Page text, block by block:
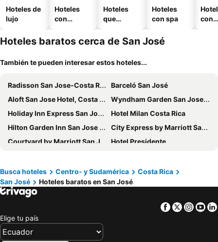
Hoteles de
lujo
Hoteles
con
Hoteles
que
mascotas
Hoteles
con spa
con
Hoteles baratos cerca de San José
También te pueden interesar estos hoteles...
Radisson San Jose-Costa Rica
Barceló San José
Aloft San Jose Hotel, Costa Rica
Wyndham Garden San Jose Escazu
Holiday Inn Express San Jose Forum by IHG
Hotel Milan Costa Rica
Hilton Garden Inn San Jose La Sabana
City Express by Marriott San Jose Costa Rica
Courtyard by Marriott San Jose Escazu
Hotel Presidente
Hotel Grano de Oro
Hotel Casa 69
KC Hotel San Jose
Hotel Cultura Plaza
Studio Hotel Boutique
Hotel Milan Costa Rica
Gran Hotel Costa Rica, Curio Collection by Hilton
Busca hoteles Centro- y Sudamérica
Costa Rica
San José
Hoteles baratos en San José
Facebook
Twitter
Elige tu país